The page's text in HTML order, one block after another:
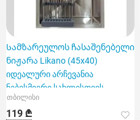
Სამზარეულოს ჩასაშენებელი
ნიჟარა Likano (45x40)
იდეალური არჩევანია
ნებისმიერი სახლისთვის
თბილისი
119 ₾